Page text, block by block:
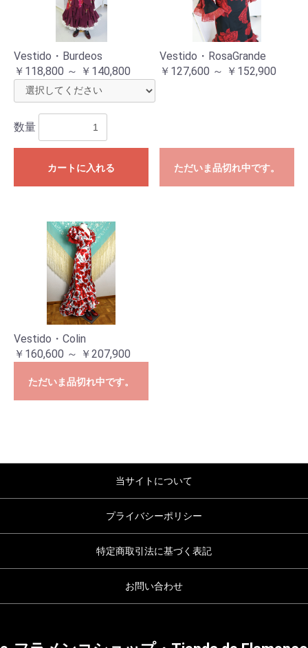
Vestido・Burdeos
￥118,800 ～ ￥140,800
数量
カートに入れる
Vestido・RosaGrande
￥127,600 ～ ￥152,900
ただいま品切れ中です。
Vestido・Colin
￥160,600 ～ ￥207,900
ただいま品切れ中です。
当サイトについて
プライバシーポリシー
特定商取引法に基づく表記
お問い合わせ